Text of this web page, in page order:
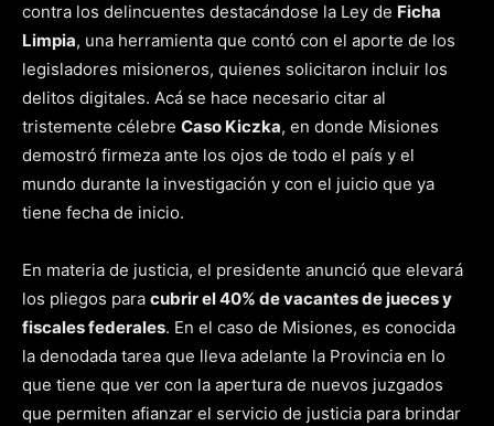
contra los delincuentes destacándose la Ley de Ficha
Limpia, una herramienta que contó con el aporte de los
legisladores misioneros, quienes solicitaron incluir los
delitos digitales. Acá se hace necesario citar al
tristemente célebre Caso Kiczka, en donde Misiones
demostró firmeza ante los ojos de todo el país y el
mundo durante la investigación y con el juicio que ya
tiene fecha de inicio.
En materia de justicia, el presidente anunció que elevará
los pliegos para cubrir el 40% de vacantes de jueces y
fiscales federales. En el caso de Misiones, es conocida
la denodada tarea que lleva adelante la Provincia en lo
que tiene que ver con la apertura de nuevos juzgados
que permiten afianzar el servicio de justicia para brindar